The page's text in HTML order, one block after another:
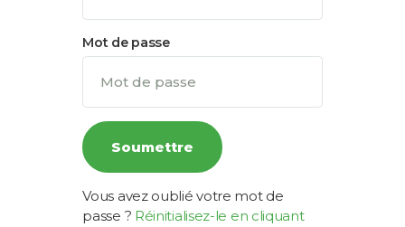
Mot de passe
Vous avez oublié votre mot de
passe ? Réinitialisez-le en cliquant